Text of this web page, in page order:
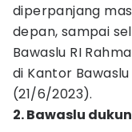
diperpanjang
depan, sampai
Bawaslu RI
di Kantor
(21/6/2023).
2. Bawaslu